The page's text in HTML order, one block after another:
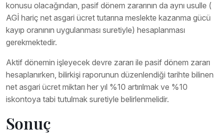
konusu olacağından, pasif dönem zararının da aynı usulle (
AGİ hariç net asgari ücret tutarına meslekte kazanma gücü
kayıp oranının uygulanması suretiyle) hesaplanması
gerekmektedir.
Aktif dönemin işleyecek devre zararı ile pasif dönem zararı
hesaplanırken, bilirkişi raporunun düzenlendiği tarihte bilinen
net asgari ücret miktarı her yıl %10 artırılmak ve %10
iskontoya tabi tutulmak suretiyle belirlenmelidir.
Sonuç